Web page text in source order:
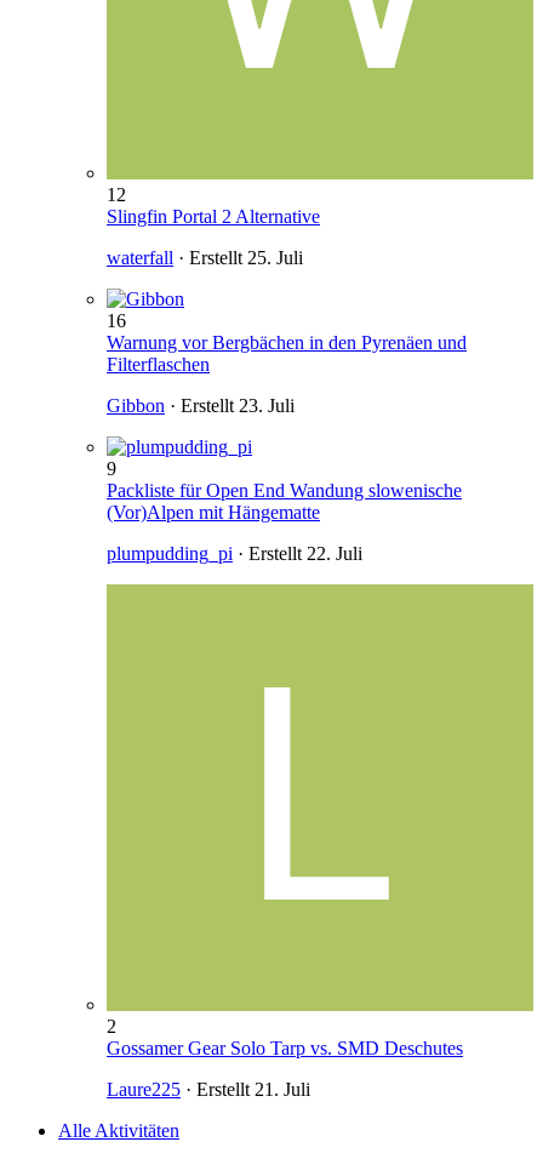
12
Slingfin Portal 2 Alternative
waterfall · Erstellt 25. Juli
16
Warnung vor Bergbächen in den Pyrenäen und
Filterflaschen
Gibbon · Erstellt 23. Juli
9
Packliste für Open End Wandung slowenische
(Vor)Alpen mit Hängematte
plumpudding_pi · Erstellt 22. Juli
2
Gossamer Gear Solo Tarp vs. SMD Deschutes
Laure225 · Erstellt 21. Juli
Alle Aktivitäten